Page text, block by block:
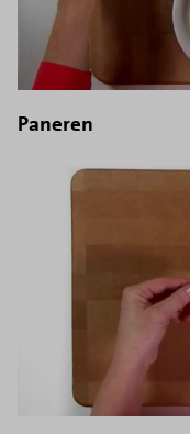
Paneren